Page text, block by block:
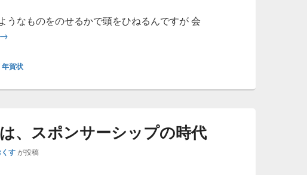
うなものをのせるかで頭をひねるんですが 会
→
年賀状
、スポンサーシップの時代
すが投稿